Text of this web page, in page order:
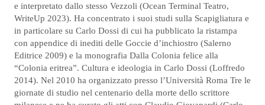
e interpretato dallo stesso Vezzoli (Ocean Terminal Teatro,
WriteUp 2023). Ha concentrato i suoi studi sulla Scapigliatura e
in particolare su Carlo Dossi di cui ha pubblicato la ristampa
con appendice di inediti delle Goccie d’inchiostro (Salerno
Editrice 2009) e la monografia Dalla Colonia felice alla
“Colonia eritrea”. Cultura e ideologia in Carlo Dossi (Loffredo
2014). Nel 2010 ha organizzato presso l’Università Roma Tre le
giornate di studio nel centenario della morte dello scrittore